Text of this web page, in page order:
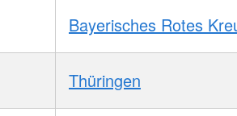
Bayerisches Rotes
Thüringen